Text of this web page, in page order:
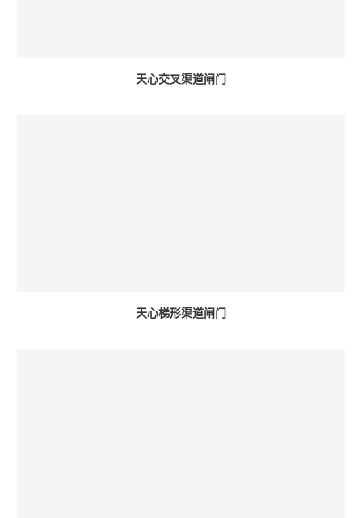
天心交叉渠道闸门
天心梯形渠道闸门